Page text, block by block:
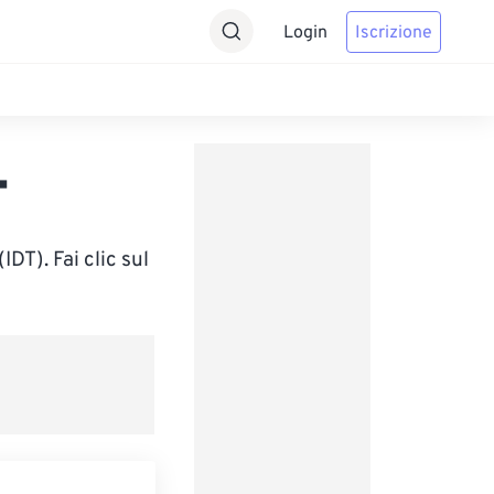
Login Iscrizione
Fai clic sul